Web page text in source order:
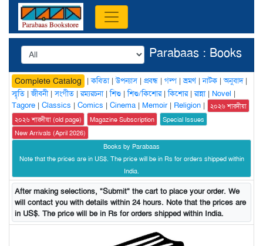
Parabaas : Books
Complete Catalog |কবিতা|উপন্যাস| প্রবন্ধ | গল্প |ভ্রমণ|নাটক |অনুবাদ|
স্মৃতি |জীবনী|সংগীত |রম্যরচনা|শিশু |শিশু/কিশোর|কিশোর|রান্না| Novel |
Tagore | Classics | Comics | Cinema | Memoir| Religion |
২০২৬ শারদীয়া
২০২৬ শারদীয়া (old page)
Magazine Subscription
Special Issues
New Arrivals (April 2026)
Books by Parabaas
Note that the prices are in US$. The price will be in Rs for orders shipped within
India.
After making selections, "Submit" the cart to place your order. We
will contact you with details within 24 hours. Note that the prices are
in US$. The price will be in Rs for orders shipped within India.